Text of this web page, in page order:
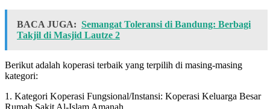
BACA JUGA: Semangat Toleransi di Bandung: Berbagi
Takjil di Masjid Lautze 2
Berikut adalah koperasi terbaik yang terpilih di masing-masing
kategori:
1. Kategori Koperasi Fungsional/Instansi: Koperasi Keluarga Besar
Rumah Sakit Al-Islam Amanah